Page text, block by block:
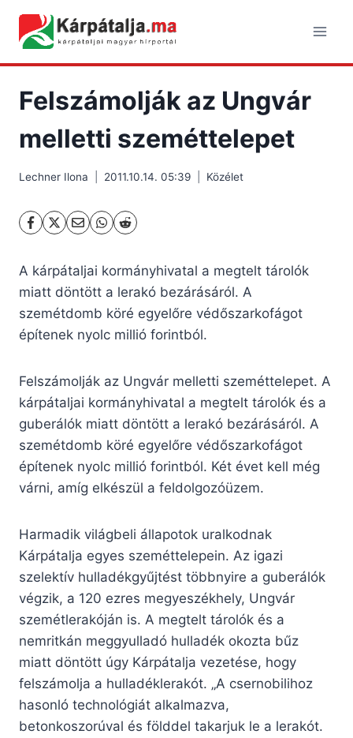
content
Felszámolják az Ungvár
melletti szeméttelepet
Lechner Ilona 2011.10.14. 05:39 Közélet
A kárpátaljai kormányhivatal a megtelt tárolók
miatt döntött a lerakó bezárásáról. A
szemétdomb köré egyelőre védőszarkofágot
építenek nyolc millió forintból.
Felszámolják az Ungvár melletti szeméttelepet. A
kárpátaljai kormányhivatal a megtelt tárolók és a
guberálók miatt döntött a lerakó bezárásáról. A
szemétdomb köré egyelőre védőszarkofágot
építenek nyolc millió forintból. Két évet kell még
várni, amíg elkészül a feldolgozóüzem.
Harmadik világbeli állapotok uralkodnak
Kárpátalja egyes szeméttelepein. Az igazi
szelektív hulladékgyűjtést többnyire a guberálók
végzik, a 120 ezres megyeszékhely, Ungvár
szemétlerakóján is. A megtelt tárolók és a
nemritkán meggyulladó hulladék okozta bűz
miatt döntött úgy Kárpátalja vezetése, hogy
felszámolja a hulladéklerakót. „A csernobilihoz
hasonló technológiát alkalmazva,
betonkoszorúval és földdel takarjuk le a lerakót.